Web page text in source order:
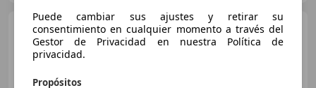
MINI Cooper DMini Cooper
D Cooper
Puede cambiar sus ajustes y retirar su
consentimiento en cualquier momento a través del
Gestor de Privacidad en nuestra Política de
privacidad.
Propósitos